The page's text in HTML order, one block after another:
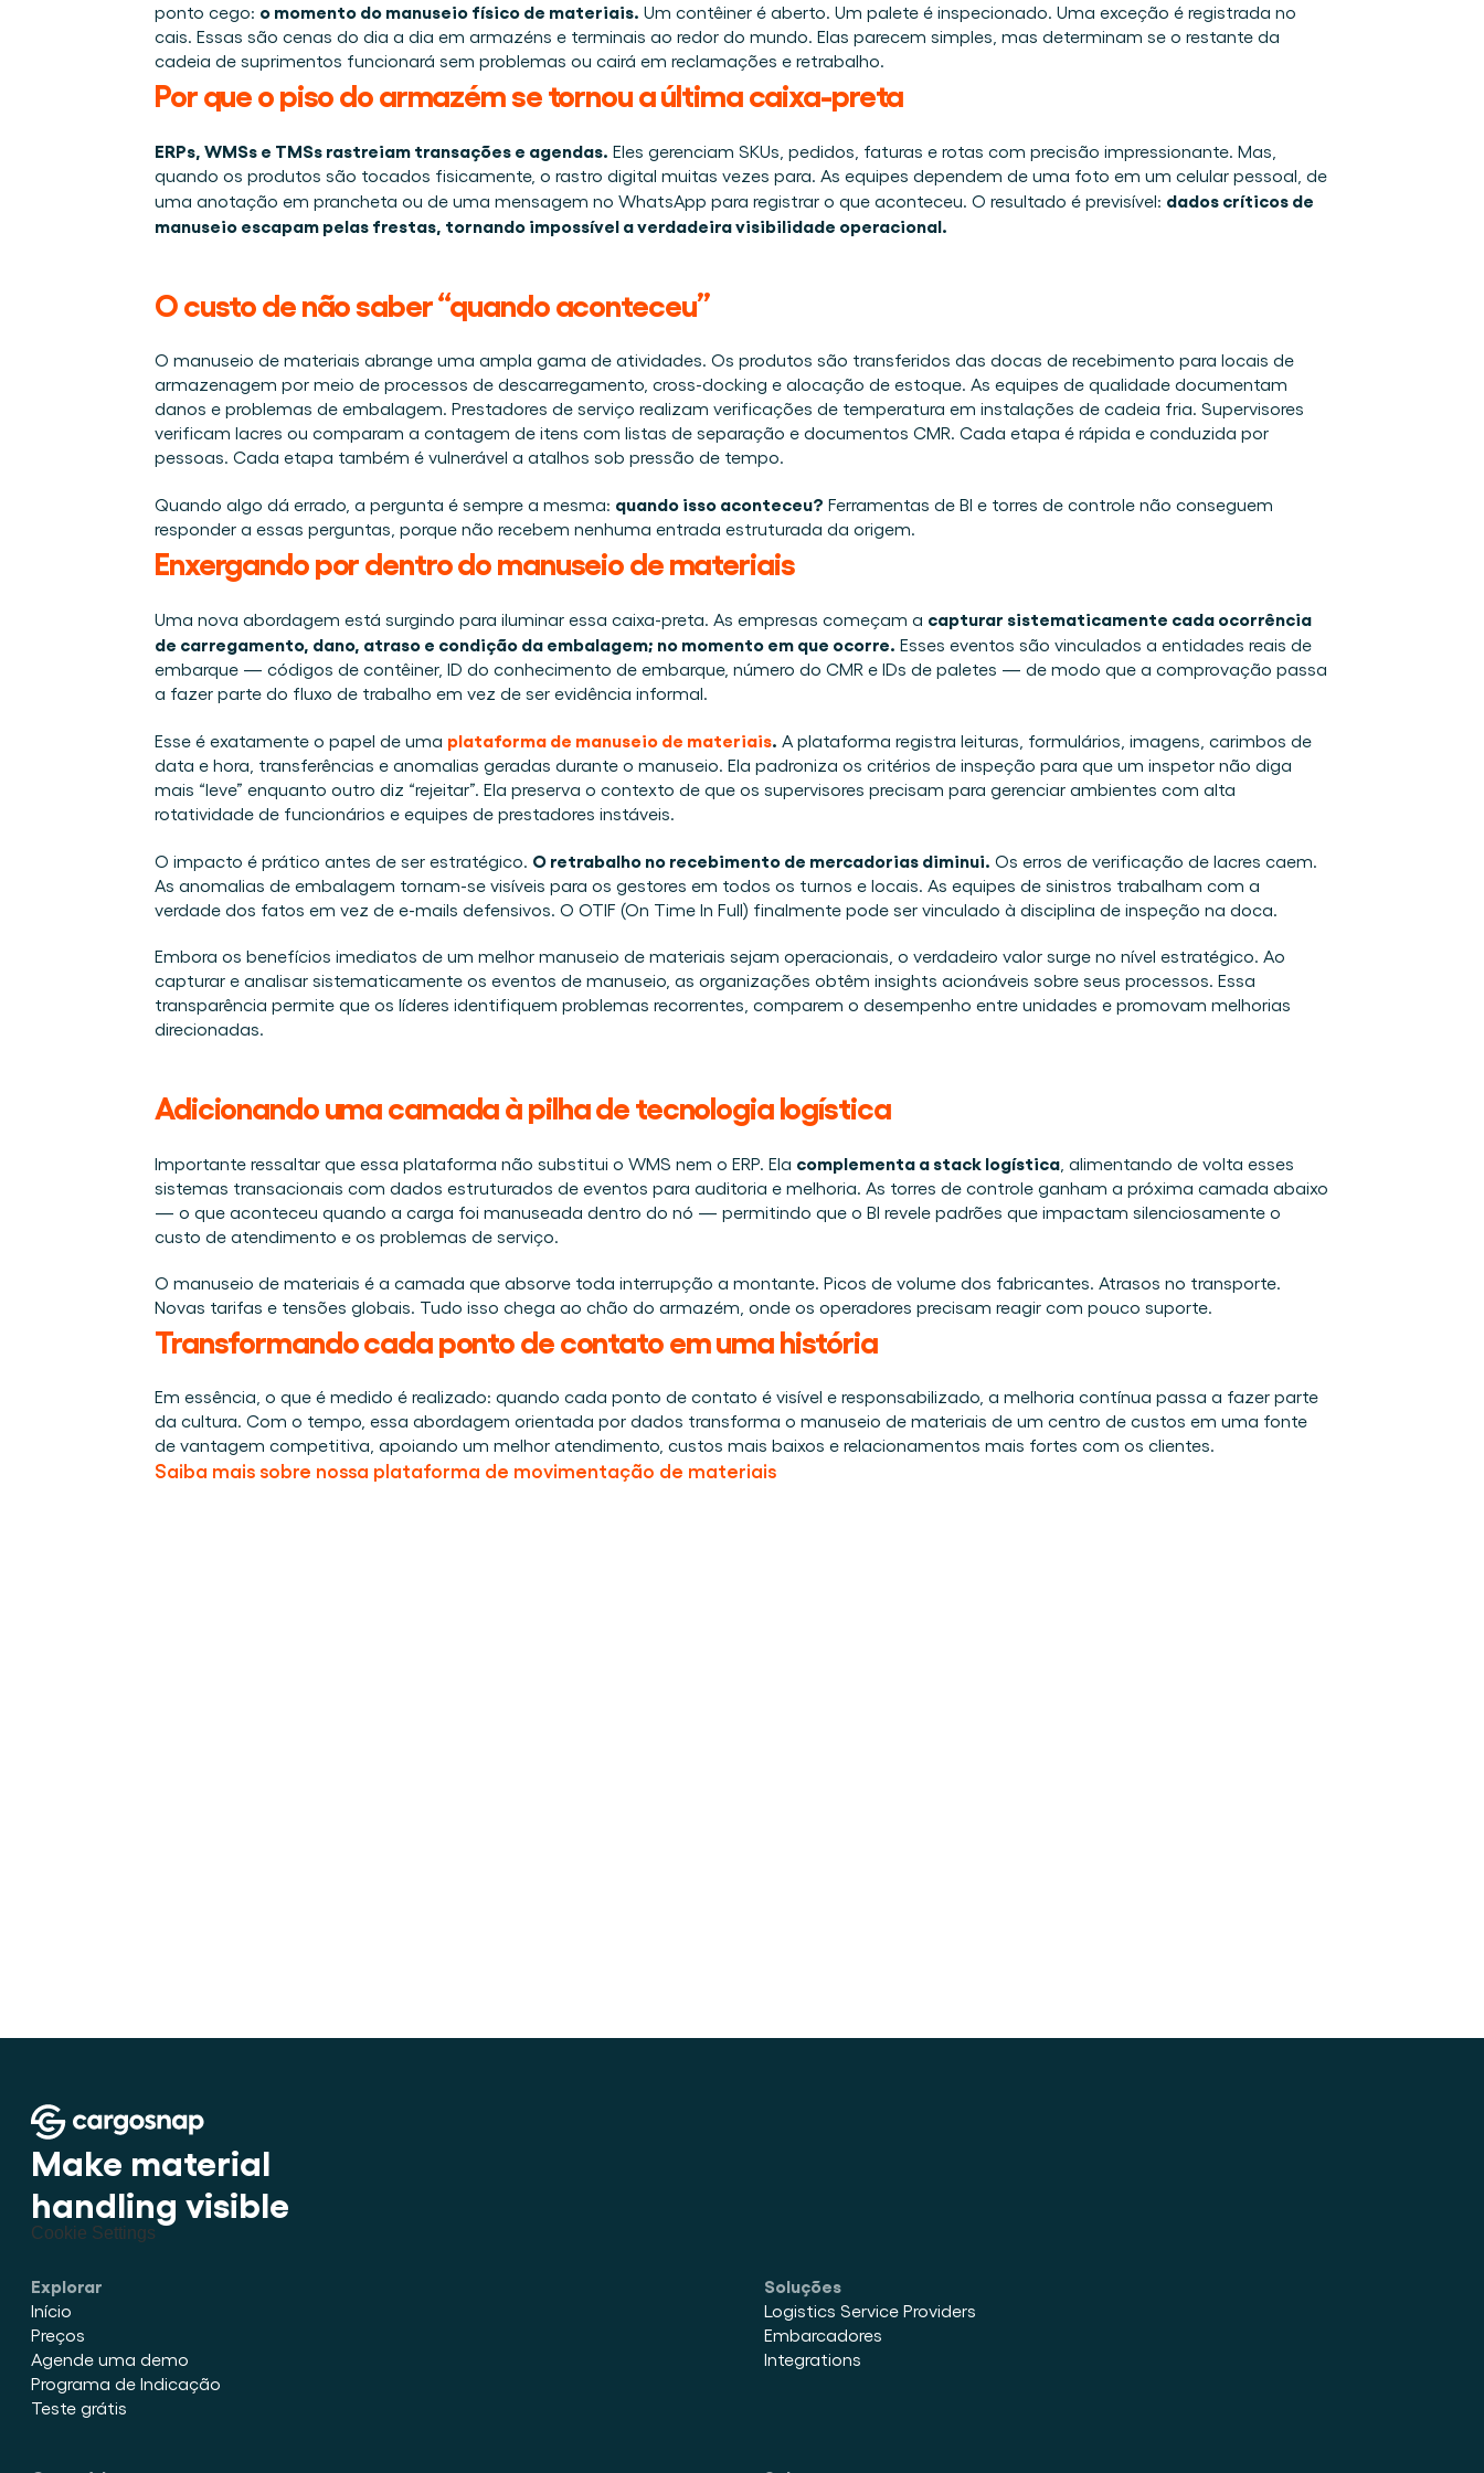
Quem somos
O time que está construindo a camada de execução que faltava na logística.
Venha para o nosso time e ajude a tornar a movimentação de materiais visível.
Resultados que LSPs e embarcadores alcançam com a Cargosnap.
Fale conosco
Tem alguma dúvida? Estamos a uma mensagem de distância.
Integrações
Conecte a Cargosnap ao seu stack de tecnologia atual.
Eventos que participamos e sessões que organizamos. Online e presencial.
Checklists
Checklists gratuitos para sua operação, prontos para usar desde o primeiro dia.
ponto cego: o momento do manuseio físico de materiais. Um contêiner é aberto. Um palete é inspecionado. Uma exceção é registrada no
cais. Essas são cenas do dia a dia em armazéns e terminais ao redor do mundo. Elas parecem simples, mas determinam se o restante da
cadeia de suprimentos funcionará sem problemas ou cairá em reclamações e retrabalho.
Por que o piso do armazém se tornou a última caixa-preta
ERPs, WMSs e TMSs rastreiam transações e agendas. Eles gerenciam SKUs, pedidos, faturas e rotas com precisão impressionante. Mas,
quando os produtos são tocados fisicamente, o rastro digital muitas vezes para. As equipes dependem de uma foto em um celular pessoal, de
uma anotação em prancheta ou de uma mensagem no WhatsApp para registrar o que aconteceu. O resultado é previsível: dados críticos de
manuseio escapam pelas frestas, tornando impossível a verdadeira visibilidade operacional.
O custo de não saber “quando aconteceu”
O manuseio de materiais abrange uma ampla gama de atividades. Os produtos são transferidos das docas de recebimento para locais de
armazenagem por meio de processos de descarregamento, cross-docking e alocação de estoque. As equipes de qualidade documentam
danos e problemas de embalagem. Prestadores de serviço realizam verificações de temperatura em instalações de cadeia fria. Supervisores
verificam lacres ou comparam a contagem de itens com listas de separação e documentos CMR. Cada etapa é rápida e conduzida por
pessoas. Cada etapa também é vulnerável a atalhos sob pressão de tempo.
Quando algo dá errado, a pergunta é sempre a mesma: quando isso aconteceu? Ferramentas de BI e torres de controle não conseguem
responder a essas perguntas, porque não recebem nenhuma entrada estruturada da origem.
Enxergando por dentro do manuseio de materiais
Uma nova abordagem está surgindo para iluminar essa caixa-preta. As empresas começam a capturar sistematicamente cada ocorrência
de carregamento, dano, atraso e condição da embalagem; no momento em que ocorre. Esses eventos são vinculados a entidades reais de
embarque — códigos de contêiner, ID do conhecimento de embarque, número do CMR e IDs de paletes — de modo que a comprovação passa
a fazer parte do fluxo de trabalho em vez de ser evidência informal.
Esse é exatamente o papel de uma plataforma de manuseio de materiais. A plataforma registra leituras, formulários, imagens, carimbos de
data e hora, transferências e anomalias geradas durante o manuseio. Ela padroniza os critérios de inspeção para que um inspetor não diga
mais “leve” enquanto outro diz “rejeitar”. Ela preserva o contexto de que os supervisores precisam para gerenciar ambientes com alta
rotatividade de funcionários e equipes de prestadores instáveis.
O impacto é prático antes de ser estratégico. O retrabalho no recebimento de mercadorias diminui. Os erros de verificação de lacres caem.
As anomalias de embalagem tornam-se visíveis para os gestores em todos os turnos e locais. As equipes de sinistros trabalham com a
verdade dos fatos em vez de e-mails defensivos. O OTIF (On Time In Full) finalmente pode ser vinculado à disciplina de inspeção na doca.
Embora os benefícios imediatos de um melhor manuseio de materiais sejam operacionais, o verdadeiro valor surge no nível estratégico. Ao
capturar e analisar sistematicamente os eventos de manuseio, as organizações obtêm insights acionáveis sobre seus processos. Essa
transparência permite que os líderes identifiquem problemas recorrentes, comparem o desempenho entre unidades e promovam melhorias
direcionadas.
Adicionando uma camada à pilha de tecnologia logística
Importante ressaltar que essa plataforma não substitui o WMS nem o ERP. Ela complementa a stack logística , alimentando de volta esses
sistemas transacionais com dados estruturados de eventos para auditoria e melhoria. As torres de controle ganham a próxima camada abaixo
— o que aconteceu quando a carga foi manuseada dentro do nó — permitindo que o BI revele padrões que impactam silenciosamente o
custo de atendimento e os problemas de serviço.
O manuseio de materiais é a camada que absorve toda interrupção a montante. Picos de volume dos fabricantes. Atrasos no transporte.
Novas tarifas e tensões globais. Tudo isso chega ao chão do armazém, onde os operadores precisam reagir com pouco suporte.
Transformando cada ponto de contato em uma história
Em essência, o que é medido é realizado: quando cada ponto de contato é visível e responsabilizado, a melhoria contínua passa a fazer parte
da cultura. Com o tempo, essa abordagem orientada por dados transforma o manuseio de materiais de um centro de custos em uma fonte
de vantagem competitiva, apoiando um melhor atendimento, custos mais baixos e relacionamentos mais fortes com os clientes.
Saiba mais sobre nossa plataforma de movimentação de materiais
Make material
handling visible
Cookie Settings
Explorar
Início
Preços
Agende uma demo
Programa de Indicação
Teste grátis
Soluções
Logistics Service Providers
Embarcadores
Integrations